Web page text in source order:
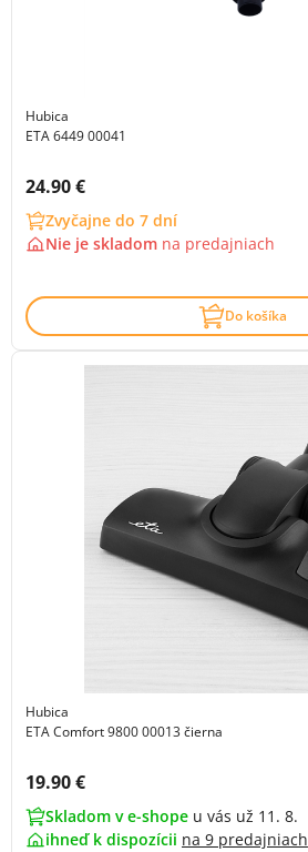
Hubica
ETA 6449 00041
Cena s DPH:
24.90 €
Zvyčajne do 7 dní
Nie je skladom na predajniach
Do košíka
Hubica
ETA Comfort 9800 00013 čierna
Cena s DPH:
19.90 €
Skladom v e-shope u vás už 11. 8.
ihneď k dispozícii na 9 predajniach